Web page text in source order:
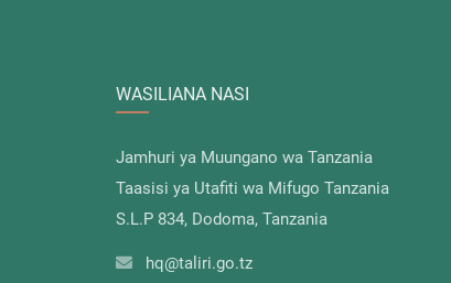
WASILIANA NASI
Jamhuri ya Muungano wa Tanzania
Taasisi ya Utafiti wa Mifugo Tanzania
S.L.P 834, Dodoma, Tanzania
hq@taliri.go.tz